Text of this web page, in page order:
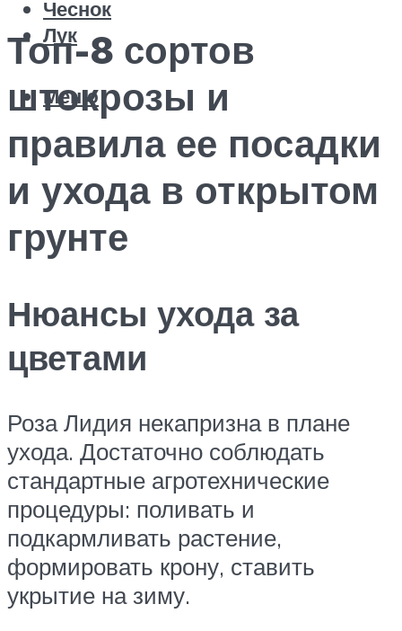
Чеснок
Лук
Меню
Топ-8 сортов
штокрозы и
правила ее посадки
и ухода в открытом
грунте
Нюансы ухода за
цветами
Роза Лидия некапризна в плане
ухода. Достаточно соблюдать
стандартные агротехнические
процедуры: поливать и
подкармливать растение,
формировать крону, ставить
укрытие на зиму.